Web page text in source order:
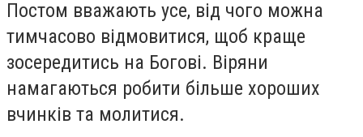
Постом вважають усе, від чого можна
тимчасово відмовитися, щоб краще
зосередитись на Богові. Віряни
намагаються робити більше хороших
вчинків та молитися.